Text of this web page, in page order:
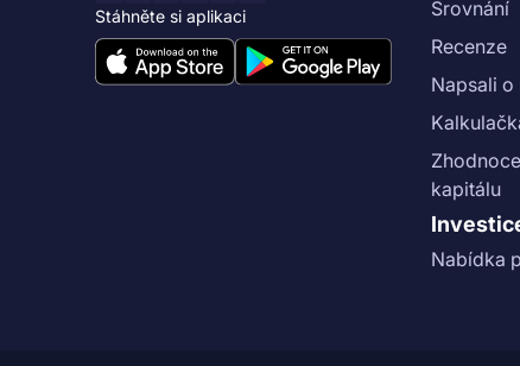
Stáhněte si aplikaci
Srovnání
Recenze
Napsali o
kapitálu
Nabídka